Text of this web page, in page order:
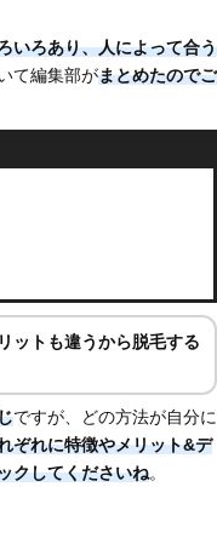
いろあり、人によって合う
て編集部がまとめたのでご
ットも違うから脱毛する
ですが、どの方法が自分に
ぞれに特徴やメリット&デ
クしてくださいね。